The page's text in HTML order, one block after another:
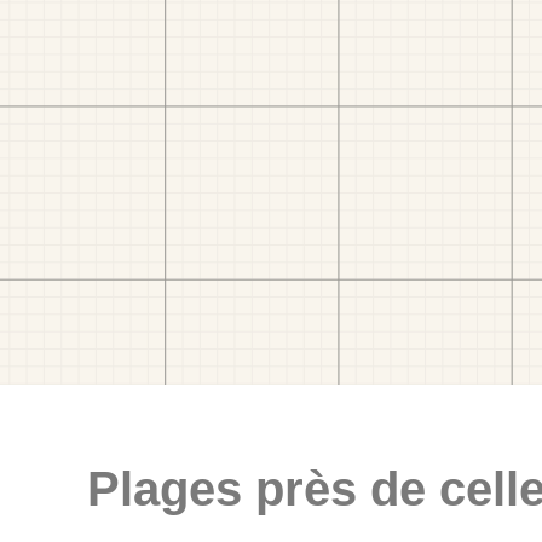
Plages près de